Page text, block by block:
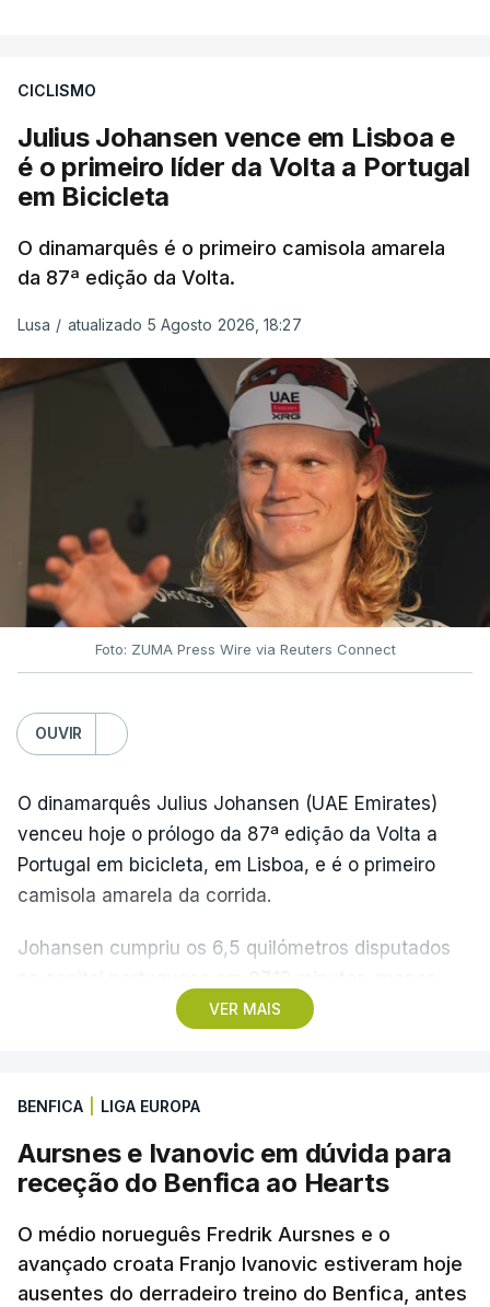
CICLISMO
Julius Johansen vence em Lisboa e
é o primeiro líder da Volta a Portugal
em Bicicleta
O dinamarquês é o primeiro camisola amarela
da 87ª edição da Volta.
Lusa / atualizado 5 Agosto 2026, 18:27
Foto: ZUMA Press Wire via Reuters Connect
OUVIR
VER MAIS
O dinamarquês Julius Johansen (UAE Emirates)
venceu hoje o prólogo da 87ª edição da Volta a
Portugal em bicicleta, em Lisboa, e é o primeiro
camisola amarela da corrida.
Johansen cumpriu os 6,5 quilómetros disputados
quatro segundos do que o companheiro de equipa
pista.
O vice-campeão português de contrarrelógio,
Rafael Reis, que procurava o oitavo triunfo em
mais rápido, a sete segundos, enquanto o italiano
Luca Giaimi (UAE Emirates) e o russo Artem Nych
BENFICA LIGA EUROPA
Aursnes e Ivanovic em dúvida para
receção do Benfica ao Hearts
O médio norueguês Fredrik Aursnes e o
avançado croata Franjo Ivanovic estiveram hoje
ausentes do derradeiro treino do Benfica, antes